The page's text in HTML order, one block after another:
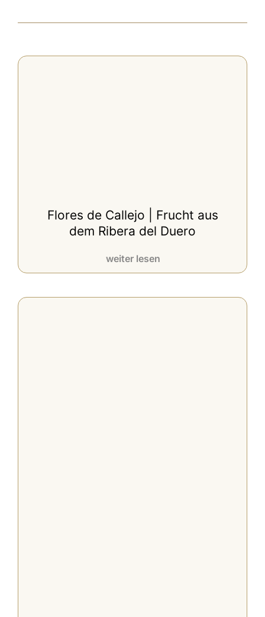
Flores de Callejo | Frucht aus
dem Ribera del Duero
weiter lesen